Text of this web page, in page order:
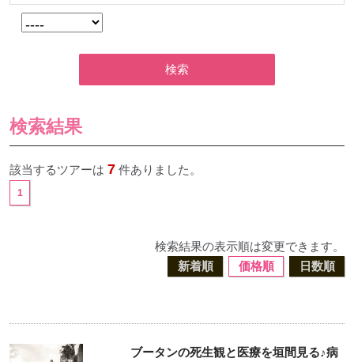
検索
検索結果
該当するツアーは 7 件ありました。
1
検索結果の表示順は変更できます。
新着順
価格順 日数順
ブータンの死生観と医療を垣間見る♪病